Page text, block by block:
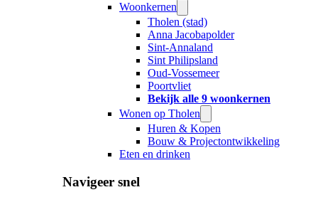
Woonkernen
Tholen (stad)
Anna Jacobapolder
Sint-Annaland
Sint Philipsland
Oud-Vossemeer
Poortvliet
Bekijk alle 9 woonkernen
Wonen op Tholen
Huren & Kopen
Bouw & Projectontwikkeling
Eten en drinken
Navigeer snel